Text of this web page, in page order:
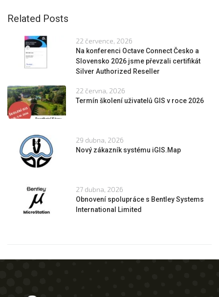
Related Posts
22 července, 2026
Na konferenci Octave Connect Česko a
Slovensko 2026 jsme převzali certifikát
Silver Authorized Reseller
22 června, 2026
Termín školení uživatelů GIS v roce 2026
29 dubna, 2026
Nový zákazník systému iGIS.Map
27 dubna, 2026
Obnovení spolupráce s Bentley Systems
International Limited